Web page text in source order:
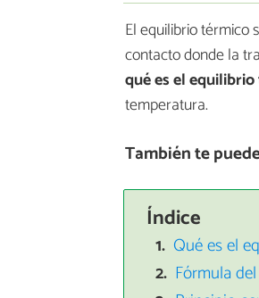
El equilibrio
contacto donde la
qué es el
temperatura.
También te
Índice
Qué es el
Fórmula